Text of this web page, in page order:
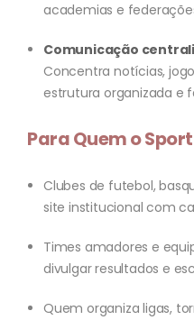
academias e
Comunicação
Concentra notícias,
estrutura organizada e
Para Quem o
Clubes de futebol,
site institucional com
Times amadores e
divulgar resultados e
Quem organiza ligas,